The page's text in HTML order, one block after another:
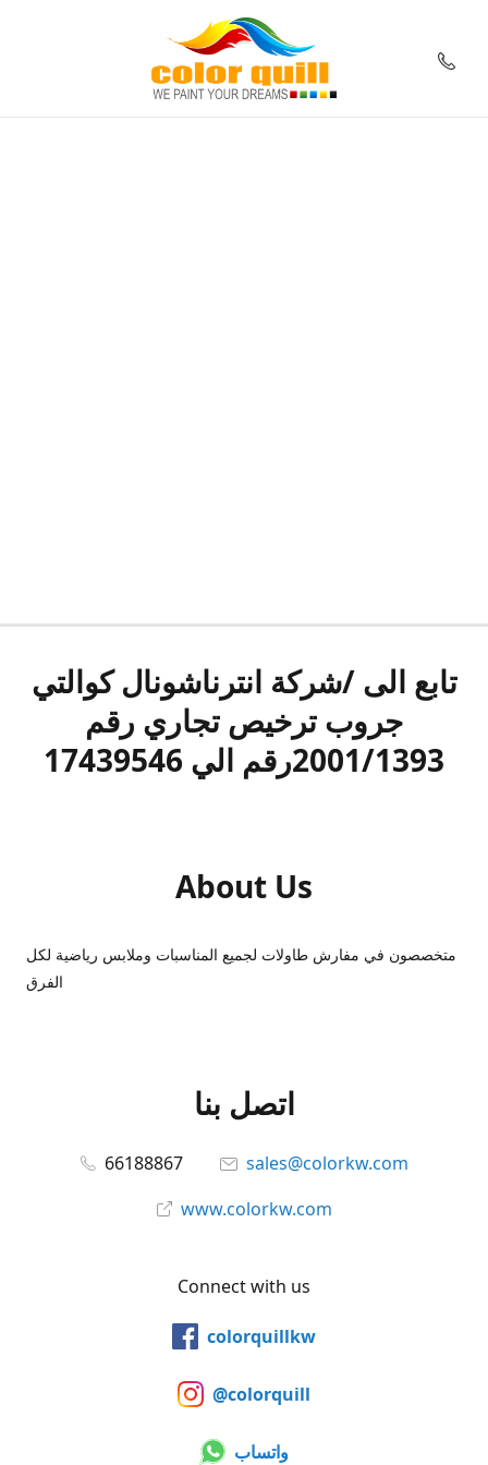
تابع الى /شركة انترناشونال كوالتي
جروب ترخيص تجاري رقم
2001/1393رقم الي 17439546
About Us
متخصصون في مفارش طاولات لجميع المناسبات وملابس رياضية لكل
الفرق
اتصل بنا
66188867
sales@colorkw.com
www.colorkw.com
Connect with us
colorquillkw
@colorquill
واتساب